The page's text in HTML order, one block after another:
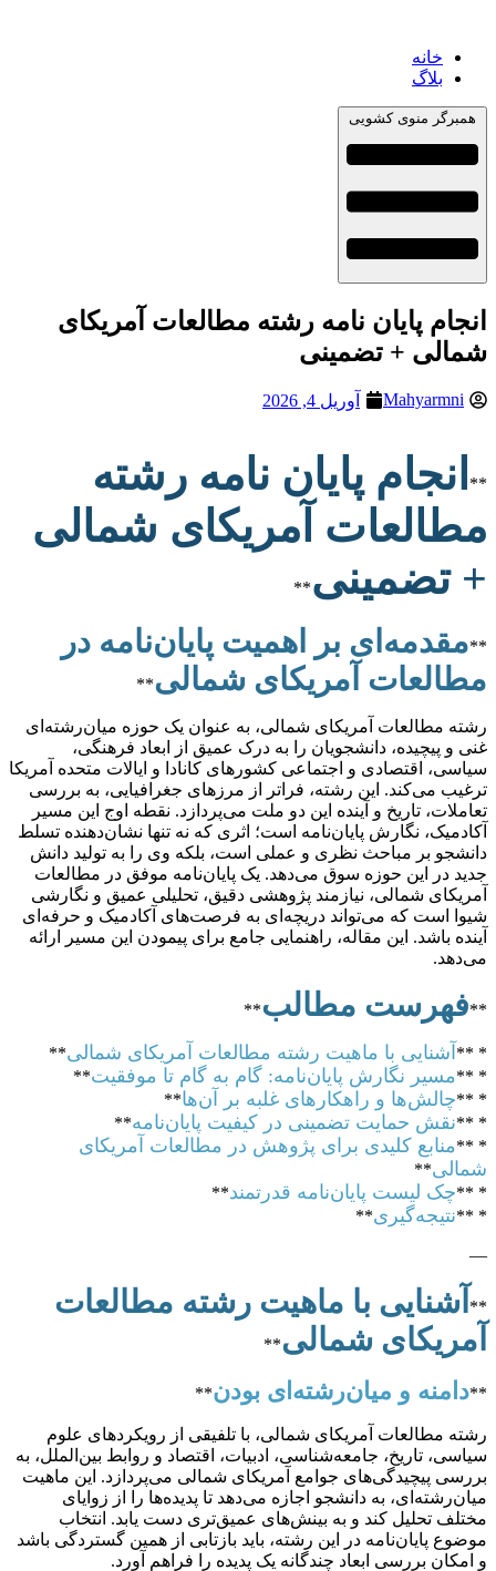
خانه
بلاگ
همبرگر منوی کشویی
انجام پایان نامه رشته مطالعات آمریکای
شمالی + تضمینی
Mahyarmni آوریل 4, 2026
**
انجام پایان نامه رشته
مطالعات آمریکای شمالی
+ تضمینی**
**مقدمه‌ای بر اهمیت پایان‌نامه در
مطالعات آمریکای شمالی**
رشته مطالعات آمریکای شمالی، به عنوان یک حوزه میان‌رشته‌ای
غنی و پیچیده، دانشجویان را به درک عمیق از ابعاد فرهنگی،
سیاسی، اقتصادی و اجتماعی کشورهای کانادا و ایالات متحده آمریکا
ترغیب می‌کند. این رشته، فراتر از مرزهای جغرافیایی، به بررسی
تعاملات، تاریخ و آینده این دو ملت می‌پردازد. نقطه اوج این مسیر
آکادمیک، نگارش پایان‌نامه است؛ اثری که نه تنها نشان‌دهنده تسلط
دانشجو بر مباحث نظری و عملی است، بلکه وی را به تولید دانش
جدید در این حوزه سوق می‌دهد. یک پایان‌نامه موفق در مطالعات
آمریکای شمالی، نیازمند پژوهشی دقیق، تحلیلی عمیق و نگارشی
شیوا است که می‌تواند دریچه‌ای به فرصت‌های آکادمیک و حرفه‌ای
آینده باشد. این مقاله، راهنمایی جامع برای پیمودن این مسیر ارائه
می‌دهد.
**فهرست مطالب**
* **آشنایی با ماهیت رشته مطالعات آمریکای شمالی**
* **مسیر نگارش پایان‌نامه: گام به گام تا موفقیت**
* **چالش‌ها و راهکارهای غلبه بر آن‌ها**
* **نقش حمایت تضمینی در کیفیت پایان‌نامه**
* **منابع کلیدی برای پژوهش در مطالعات آمریکای
شمالی**
* **چک لیست پایان‌نامه قدرتمند**
* **نتیجه‌گیری**
—
** آشنایی با ماهیت رشته مطالعات
آمریکای شمالی**
**دامنه و میان‌رشته‌ای بودن**
رشته مطالعات آمریکای شمالی، با تلفیقی از رویکردهای علوم
سیاسی، تاریخ، جامعه‌شناسی، ادبیات، اقتصاد و روابط بین‌الملل، به
بررسی پیچیدگی‌های جوامع آمریکای شمالی می‌پردازد. این ماهیت
میان‌رشته‌ای، به دانشجو اجازه می‌دهد تا پدیده‌ها را از زوایای
مختلف تحلیل کند و به بینش‌های عمیق‌تری دست یابد. انتخاب
موضوع پایان‌نامه در این رشته، باید بازتابی از همین گستردگی باشد
و امکان بررسی ابعاد چندگانه یک پدیده را فراهم آورد.